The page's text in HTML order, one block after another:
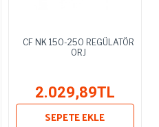
CF NK 150-250 REGÜLATÖR
ORJ
2.029,89TL
SEPETE EKLE